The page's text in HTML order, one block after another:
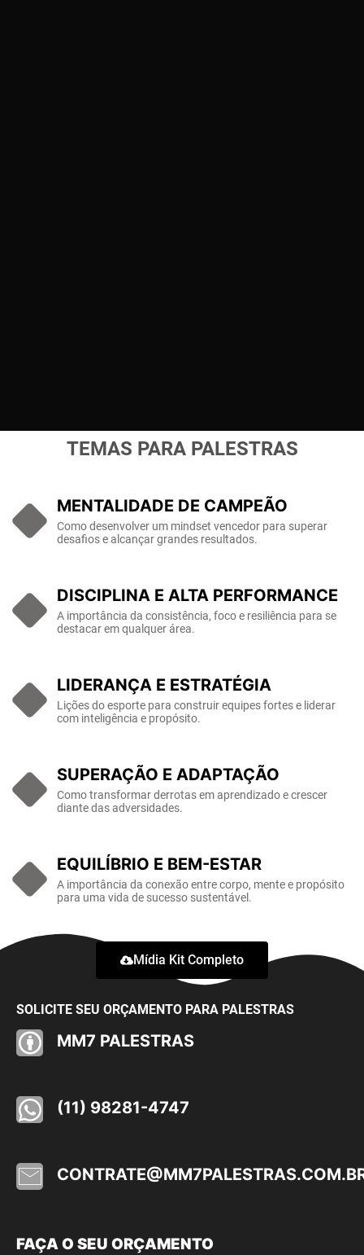
TEMAS PARA PALESTRAS
MENTALIDADE DE CAMPEÃO
Como desenvolver um mindset vencedor para superar
desafios e alcançar grandes resultados.
DISCIPLINA E ALTA PERFORMANCE
A importância da consistência, foco e resiliência para se
destacar em qualquer área.
LIDERANÇA E ESTRATÉGIA
Lições do esporte para construir equipes fortes e liderar
com inteligência e propósito.
SUPERAÇÃO E ADAPTAÇÃO
Como transformar derrotas em aprendizado e crescer
diante das adversidades.
EQUILÍBRIO E BEM-ESTAR
A importância da conexão entre corpo, mente e propósito
para uma vida de sucesso sustentável.
Mídia Kit Completo
SOLICITE SEU ORÇAMENTO PARA PALESTRAS
MM7 PALESTRAS
(11) 98281-4747
FAÇA O SEU ORÇAMENTO